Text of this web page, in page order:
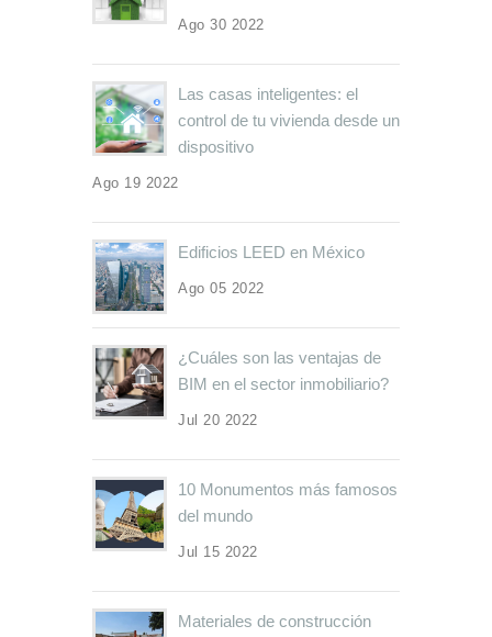
Ago 30 2022
Las casas inteligentes: el
control de tu vivienda desde un
dispositivo
Ago 19 2022
Edificios LEED en México
Ago 05 2022
¿Cuáles son las ventajas de
BIM en el sector inmobiliario?
Jul 20 2022
10 Monumentos más famosos
del mundo
Jul 15 2022
Materiales de construcción